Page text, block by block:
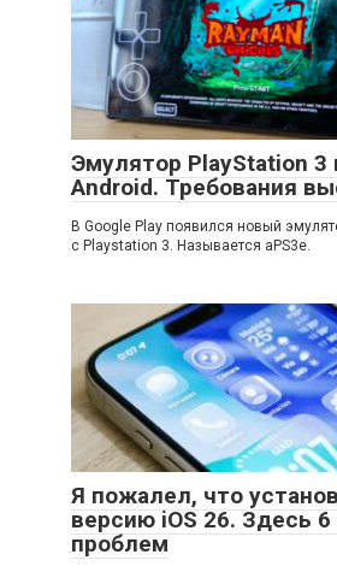
Эмулятор PlayStation
Android. Требования
В Google Play появился новый
с Playstation 3. Называется aPS3e.
Я пожалел, что
версию iOS 26. Здесь
проблем